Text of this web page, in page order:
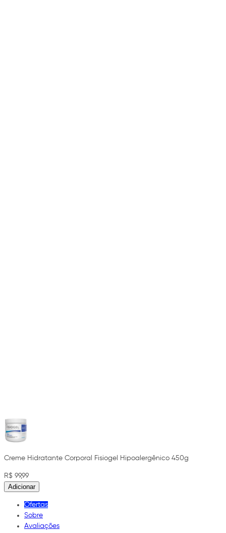
Creme Hidratante Corporal Fisiogel Hipoalergênico 450g
R$ 99,99
Adicionar
Ofertas
Sobre
Avaliações